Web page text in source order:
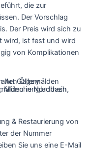
die zur
Der Vorschlag
Der Preis wird sich zu
wird, ist fest und wird
von Komplikationen
& Restaurierung von
der Nummer
Sie uns eine E-Mail